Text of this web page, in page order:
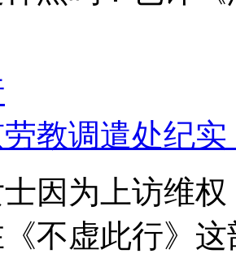
教调遣处纪实
因为上访维
《不虚此行》